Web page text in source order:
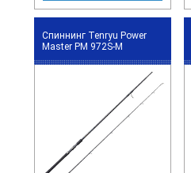
Спиннинг Tenryu Power
Master PM 972S-M